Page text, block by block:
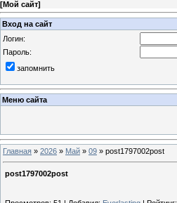
[Мой сайт]
Вход на сайт
Логин:
Пароль:
запомнить
Меню сайта
Главная » 2026 » Май » 09 » post1797002post
post1797002post